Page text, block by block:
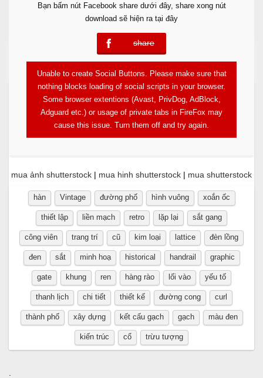
Free Download
Bạn bấm nút Facebook share dưới đây, share xong nút
download sẽ hiện ra tại đây
share
error
Unable to create Social Buttons. Please make sure that
nothing blocks loading of social scripts in your browser.
Some browser extentions (Avast, PrivDog, AdBlock,
Adguard etc.) or usage of private tabs in FireFox may
cause this issue. Turn them off and try again.
mua ảnh shutterstock | mua hinh shutterstock | mua shutterstock
hàn Vintage đường phố hình vuông xoắn ốc
thiết lập liền mạch retro lặp lại sắt gang
công viên trang trí cũ kim loại lattice đèn lồng
đen sắt minh hoạ historical handrail graphic
gate khung ren hàng rào lối vào yếu tố
thanh lịch chi tiết thiết kế đường cong curl
thành phố xây dựng kết cấu gạch gạch màu đen
kiến ​​trúc cổ trừu tượng